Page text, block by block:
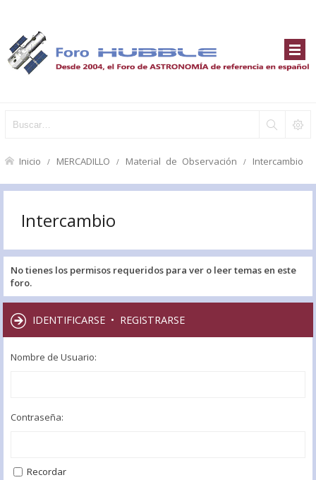
Inicio MERCADILLO Material de Observación Intercambio
Intercambio
No tienes los permisos requeridos para ver o leer temas en este
foro.
IDENTIFICARSE • REGISTRARSE
Nombre de Usuario:
Contraseña:
Recordar